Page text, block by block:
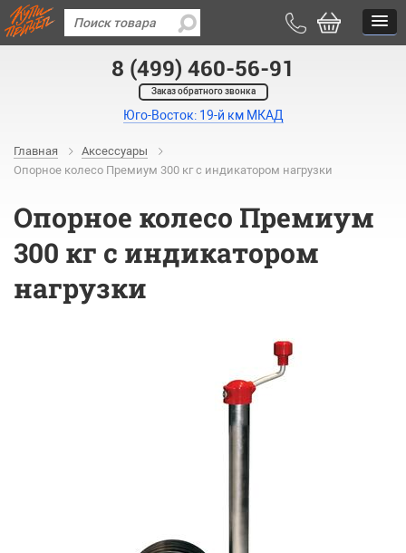
8 (499) 460-56-91
Заказ обратного звонка
Юго-Восток: 19-й км МКАД
Главная
Аксессуары
Опорное колесо Премиум 300 кг с индикатором нагрузки
Опорное колесо Премиум
300 кг с индикатором
нагрузки